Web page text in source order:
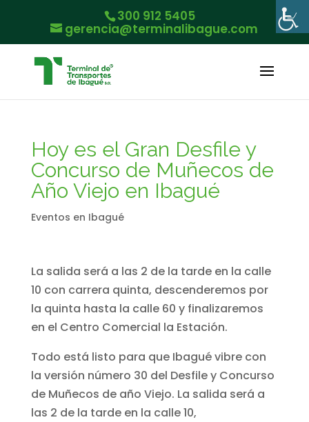
300 912 5405
gerencia@terminalibague.com
Hoy es el Gran Desfile y
Concurso de Muñecos de
Año Viejo en Ibagué
Eventos en Ibagué
La salida será a las 2 de la tarde en la calle
10 con carrera quinta, descenderemos por
la quinta hasta la calle 60 y finalizaremos
en el Centro Comercial la Estación.
Todo está listo para que Ibagué vibre con
la versión número 30 del Desfile y Concurso
de Muñecos de año Viejo. La salida será a
las 2 de la tarde en la calle 10,